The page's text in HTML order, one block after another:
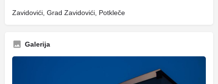
Zavidovići, Grad Zavidovići, Potkleče
Galerija